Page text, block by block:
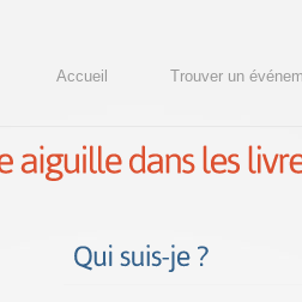
Accueil Trouver un